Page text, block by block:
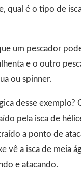
qual é o tipo de
um pescador
e o outro
ou spinner.
desse exemplo?
pela isca de
a ponto de
vê a isca de meia
e atacando.